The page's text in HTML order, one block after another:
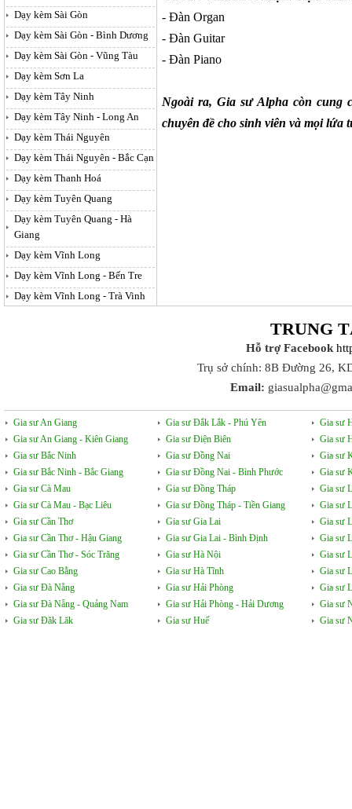
Dạy kèm Sài Gòn
Dạy kèm Sài Gòn - Bình Dương
Dạy kèm Sài Gòn - Vũng Tàu
Dạy kèm Sơn La
Dạy kèm Tây Ninh
Dạy kèm Tây Ninh - Long An
Dạy kèm Thái Nguyên
Dạy kèm Thái Nguyên - Bắc Cạn
Dạy kèm Thanh Hoá
Dạy kèm Tuyên Quang
Dạy kèm Tuyên Quang - Hà
Giang
Dạy kèm Vĩnh Long
Dạy kèm Vĩnh Long - Bến Tre
Dạy kèm Vĩnh Long - Trà Vinh
- Đàn Organ
- Đàn Guitar
- Đàn Piano
Ngoài ra, Gia sư Alpha còn cung
chuyên đề cho sinh viên và mọi lứa
TRUNG
Hỗ trợ Facebook
Trụ sở chính: 8B Đường 26,
Email:
Gia sư An Giang
Gia sư An Giang - Kiên Giang
Gia sư Bắc Ninh
Gia sư Bắc Ninh - Bắc Giang
Gia sư Cà Mau
Gia sư Cà Mau - Bạc Liêu
Gia sư Cần Thơ
Gia sư Cần Thơ - Hậu Giang
Gia sư Cần Thơ - Sóc Trăng
Gia sư Cao Bằng
Gia sư Đà Nẵng
Gia sư Đà Nẵng - Quảng Nam
Gia sư Đăk Lăk
Gia sư Đắk Lắk - Phú Yên
Gia sư Điện Biên
Gia sư Đồng Nai
Gia sư Đồng Nai - Bình Phước
Gia sư Đồng Tháp
Gia sư Đồng Tháp - Tiền Giang
Gia sư Gia Lai
Gia sư Gia Lai - Bình Định
Gia sư Hà Nội
Gia sư Hà Tĩnh
Gia sư Hải Phòng
Gia sư Hải Phòng - Hải Dương
Gia sư Huế
Gia sư
Gia sư
Gia sư
Gia sư
Gia sư
Gia sư
Gia sư
Gia sư
Gia sư
Gia sư
Gia sư
Gia sư
Gia sư